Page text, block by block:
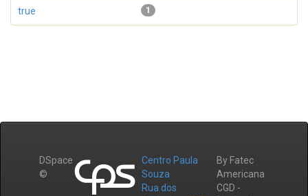
1
true
DSpace
©
Centro Paula
Souza
Rua dos
By Fatec
Americana
CGD -